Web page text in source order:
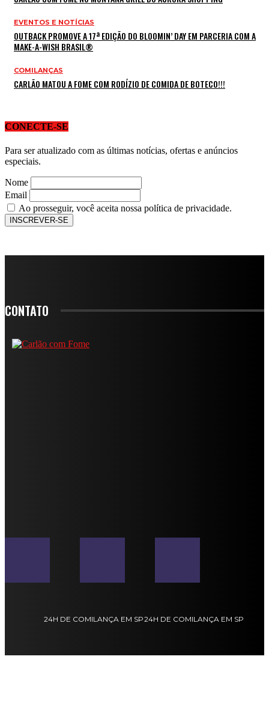
EVENTOS E NOTÍCIAS
OUTBACK PROMOVE A 17ª EDIÇÃO DO BLOOMIN’ DAY EM PARCERIA COM A
MAKE-A-WISH BRASIL®
COMILANÇAS
CARLÃO MATOU A FOME COM RODÍZIO DE COMIDA DE BOTECO!!!
CONECTE-SE
Para ser atualizado com as últimas notícias, ofertas e anúncios
especiais.
Nome
Email
Ao prosseguir, você aceita nossa política de privacidade.
CONTATO
24H DE COMILANÇA EM SP24H DE COMILANÇA EM SP